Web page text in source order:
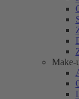
Make-